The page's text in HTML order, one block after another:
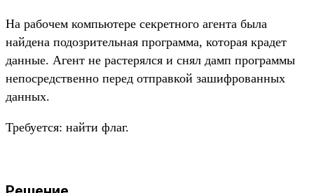
На рабочем компьютере секретного агента была
найдена подозрительная программа, которая крадет
данные. Агент не растерялся и снял дамп программы
непосредственно перед отправкой зашифрованных
данных.
Требуется: найти флаг.